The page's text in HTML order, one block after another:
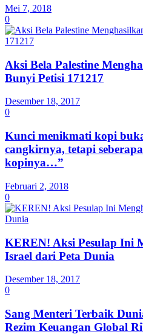
Mei 7, 2018
0
Aksi Bela Palestine
Bunyi Petisi 171217
Desember 18, 2017
0
Kunci menikmati kopi
cangkirnya, tetapi
kopinya…”
Februari 2, 2018
0
KEREN! Aksi Pesulap Ini
Israel dari Peta Dunia
Desember 18, 2017
0
Sang Menteri Terbaik
Rezim Keuangan Global